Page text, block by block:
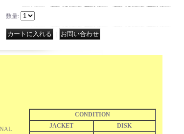
数量:
CONDITION
JACKET
DISK